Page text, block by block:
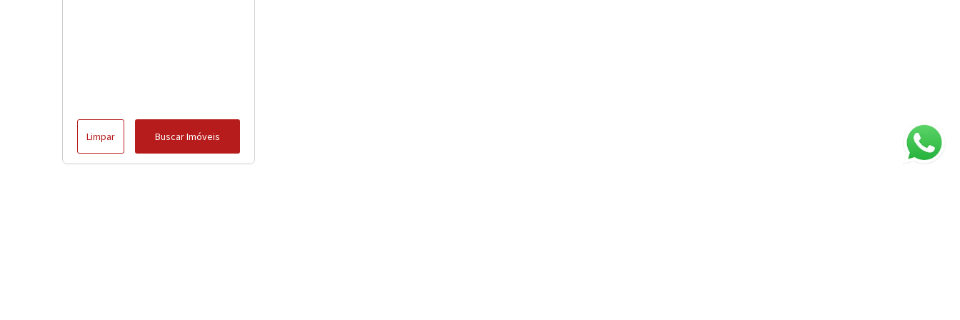
Limpar Buscar Imóveis